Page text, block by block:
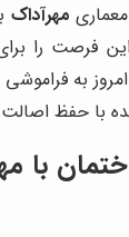
مهرآداک
فرصت را
به
با حفظ
با